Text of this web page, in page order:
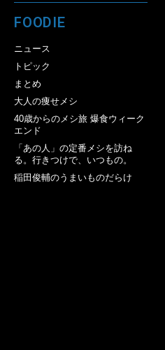
FOODIE
ニュース
トピック
まとめ
大人の痩せメシ
40歳からのメシ旅 爆食ウィーク
エンド
「あの人」の定番メシを訪ね
る。行きつけで、いつもの。
稲田俊輔のうまいものだらけ